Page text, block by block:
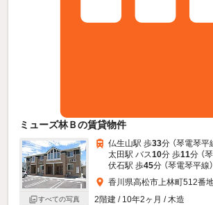
ミューズ林Ｂの賃貸物件
すべての写真
仏生山駅 歩33分 （琴電琴平
太田駅 バス10分 歩11分 （
伏石駅 歩45分 （琴電琴平線）
香川県高松市上林町512番
2階建 / 10年2ヶ月 / 木造